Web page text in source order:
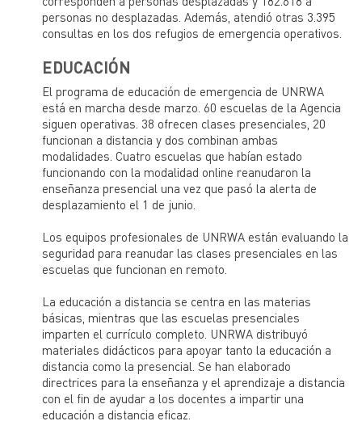
personas no desplazadas. Además, atendió otras 3.395
consultas en los dos refugios de emergencia operativos.
EDUCACIÓN
El programa de educación de emergencia de UNRWA
está en marcha desde marzo. 60 escuelas de la Agencia
siguen operativas. 38 ofrecen clases presenciales, 20
funcionan a distancia y dos combinan ambas
modalidades. Cuatro escuelas que habían estado
funcionando con la modalidad online reanudaron la
enseñanza presencial una vez que pasó la alerta de
desplazamiento el 1 de junio.
Los equipos profesionales de UNRWA están evaluando la
seguridad para reanudar las clases presenciales en las
escuelas que funcionan en remoto.
La educación a distancia se centra en las materias
básicas, mientras que las escuelas presenciales
imparten el currículo completo. UNRWA distribuyó
materiales didácticos para apoyar tanto la educación a
distancia como la presencial. Se han elaborado
directrices para la enseñanza y el aprendizaje a distancia
con el fin de ayudar a los docentes a impartir una
educación a distancia eficaz.